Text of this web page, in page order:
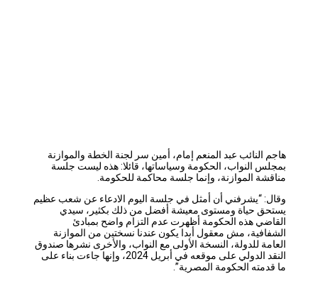
هاجم النائب عبد المنعم إمام، أمين سر لجنة الخطة والموازنة
بمجلس النواب، الحكومة وسياساتها، قائلا: هذه ليست جلسة
مناقشة الموازنة، وإنما جلسة محاكمة للحكومة.
وقال: “يشرفني أن أمثل في جلسة اليوم الادعاء عن شعب عظيم
يستحق حياة ومستوى معيشة أفضل من ذلك بكثير، سيدي
القاضي هذه الحكومة أظهرت عدم التزام واضح بمبادئ
الشفافية، مش معقول أبدا يكون عندنا نسختين من الموازنة
العامة للدولة، النسخة الأولى مع النواب، والأخرى نشرها صندوق
النقد الدولي على موقعه في أبريل 2024، وإنها جاءت بناء على
ما قدمته الحكومة المصرية”.